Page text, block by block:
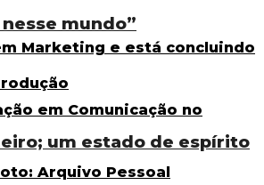
mundo”
um estado de espírito